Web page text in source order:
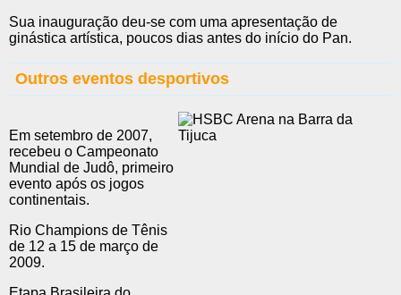
Sua inauguração deu-se com uma apresentação de
ginástica artística, poucos dias antes do início do Pan.
Outros eventos desportivos
Em setembro de 2007,
recebeu o Campeonato
Mundial de Judô, primeiro
evento após os jogos
continentais.
Rio Champions de Tênis
de 12 a 15 de março de
2009.